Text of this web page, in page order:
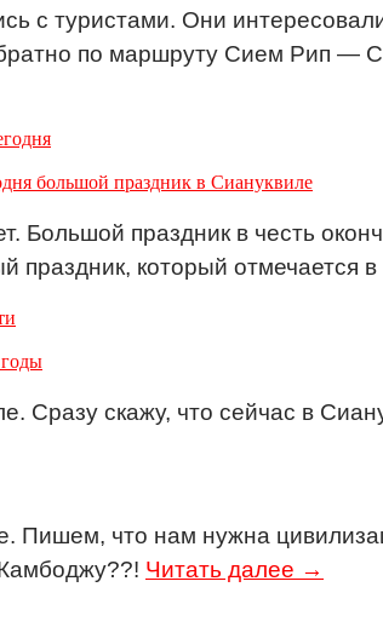
с туристами. Они
по маршруту Сием Рип —
большой праздник в Сиануквиле
Большой праздник в честь
который отмечается
Сразу скажу, что сейчас в
Пишем, что нам нужна
Читать далее →